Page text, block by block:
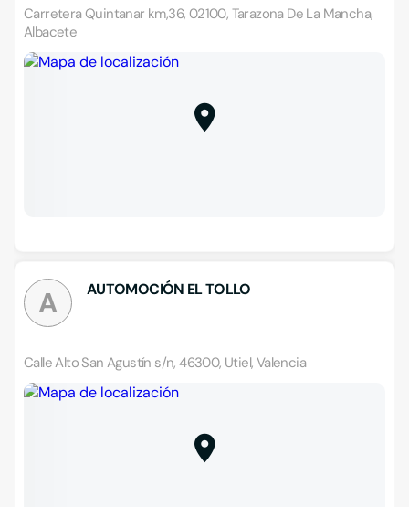
Carretera Quintanar km,36, 02100, Tarazona De La Mancha,
Albacete
A AUTOMOCIÓN EL TOLLO
Calle Alto San Agustín s/n, 46300, Utiel, Valencia